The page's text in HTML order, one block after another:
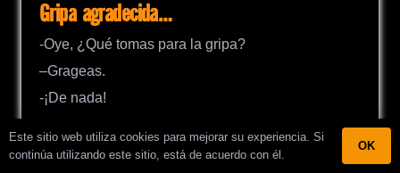
Gripa agradecida…
-Oye, ¿Qué tomas para la gripa?
–Grageas.
-¡De nada!
Buena idea
Este sitio web utiliza cookies para mejorar su experiencia. Si
continúa utilizando este sitio, está de acuerdo con él.
OK